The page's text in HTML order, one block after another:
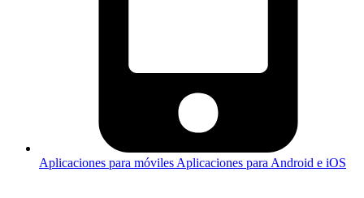
Aplicaciones para móviles Aplicaciones para Android e iOS